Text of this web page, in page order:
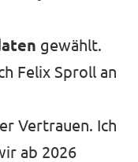
gewählt.
Felix Sproll an
Vertrauen. Ich
ab 2026